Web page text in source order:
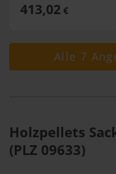
413,02 €
Alle 7
Holzpellets
(PLZ 09633)